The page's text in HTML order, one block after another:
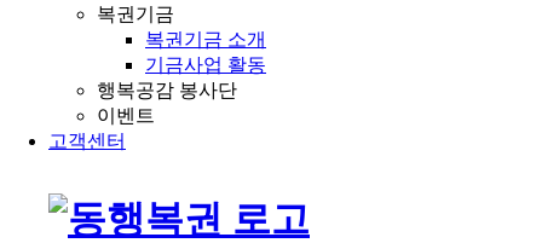
복권기금
복권기금 소개
기금사업 활동
행복공감 봉사단
이벤트
고객센터